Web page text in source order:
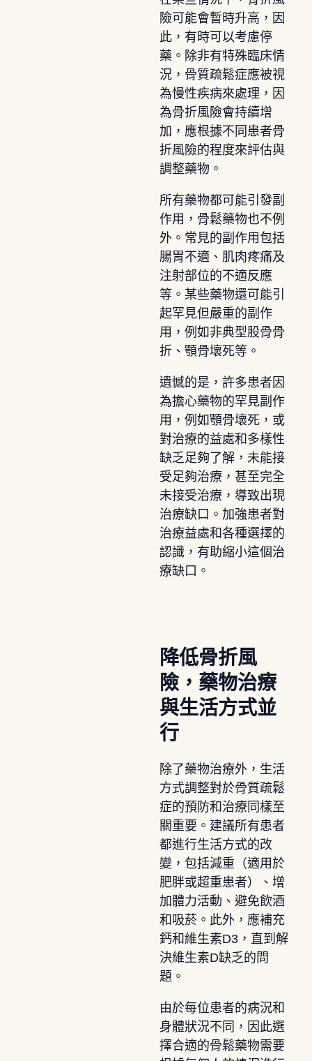
險可能會暫時升高，因
此，有時可以考慮停
藥。除非有特殊臨床情
況，骨質疏鬆症應被視
為慢性疾病來處理，因
為骨折風險會持續增
加，應根據不同患者骨
折風險的程度來評估與
調整藥物。
所有藥物都可能引發副
作用，骨鬆藥物也不例
外。常見的副作用包括
腸胃不適、肌肉疼痛及
注射部位的不適反應
等。某些藥物還可能引
起罕見但嚴重的副作
用，例如非典型股骨骨
折、顎骨壞死等。
遺憾的是，許多患者因
為擔心藥物的罕見副作
用，例如顎骨壞死，或
對治療的益處和多樣性
缺乏足夠了解，未能接
受足夠治療，甚至完全
未接受治療，導致出現
治療缺口。加強患者對
治療益處和各種選擇的
認識，有助縮小這個治
療缺口。
降低骨折風
險，藥物治療
與生活方式並
行
除了藥物治療外，生活
方式調整對於骨質疏鬆
症的預防和治療同樣至
關重要。建議所有患者
都進行生活方式的改
變，包括減重（適用於
肥胖或超重患者）、增
加體力活動、避免飲酒
和吸菸。此外，應補充
鈣和維生素D3，直到解
決維生素D缺乏的問
題。
由於每位患者的病況和
身體狀況不同，因此選
擇合適的骨鬆藥物需要